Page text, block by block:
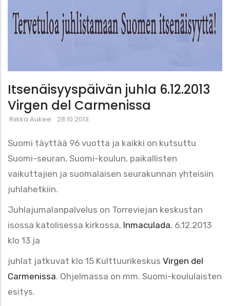
Itsenäisyyspäivän juhla 6.12.2013
Virgen del Carmenissa
Riikka Aukee 28.10.2013
Suomi täyttää 96 vuotta ja kaikki on kutsuttu
Suomi-seuran, Suomi-koulun, paikallisten
vaikuttajien ja suomalaisen seurakunnan yhteisiin
juhlahetkiin.
Juhlajumalanpalvelus on Torreviejan keskustan
isossa katolisessa kirkossa, Inmaculada, 6.12.2013
klo 13 ja
juhlat jatkuvat klo 15 Kulttuurikeskus Virgen del
Carmenissa. Ohjelmassa on mm. Suomi-koululaisten
esitys.